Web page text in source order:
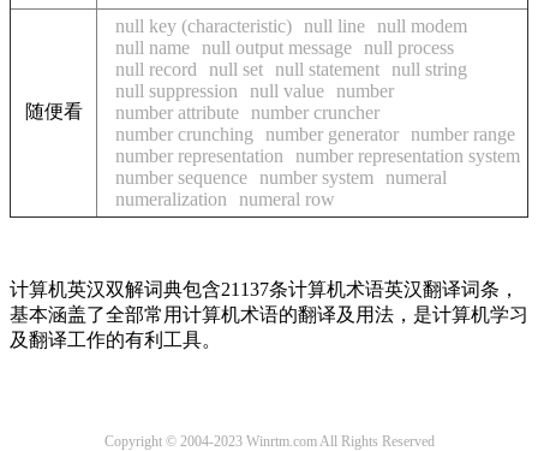
随便看
null key (characteristic) null line
null modem
null name
null output message
null process
null record
null set null statement
null string
null suppression
null value
number
number attribute
number cruncher
number crunching
number generator
number range
number representation
number representation system
number sequence
number system
numeral
numeralization
numeral row
计算机英汉双解词典包含21137条计算机术语英汉翻译词条，
基本涵盖了全部常用计算机术语的翻译及用法，是计算机学习
及翻译工作的有利工具。
Copyright © 2004-2023 Winrtm.com All Rights Reserved